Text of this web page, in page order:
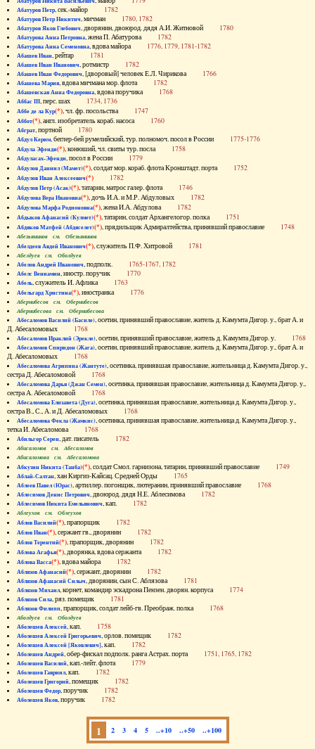
Абатуров Петр, сек.-майор 1782
Абатуров Петр Никитич, мичман 1780, 1782
Абатуров Яков Глебович, дворянин, двоюрод. дядя А.И. Житновой 1780
Абатурова Анна Петровна, жена П. Абатурова 1782
Абатурова Анна Семеновна, вдова майора 1776, 1779, 1781-1782
Абашев Иван, рейтар 1781
Абашев Иван Иванович, ротмистр 1782
Абашев Иван Федорович, [дворовый] человек Е.Л. Чирикова 1766
Абашева Мария, вдова мичмана мор. флота 1782
Абашевская Анна Федоровна, вдова поручика 1768
Аббас III, перс. шах 1734, 1736
Аббе де ла Кур(*), чл. фр. посольства 1747
Аббот(*), англ. изобретатель кораб. насоса 1760
Абграт, портной 1780
Абдул Керим, беглер-бей румелийский, тур. полномоч. посол в России 1775-1776
Абдула Эфенди(*), конюший, чл. свиты тур. посла 1758
Абдуласах-Эфенди, посол в России 1779
Абдулов Даниил (Мамет)(*), солдат мор. кораб. флота Кронштадт. порта 1752
Абдулов Иван Алексеевич(*) 1782
Абдулов Петр (Асак)(*), татарин, матрос галер. флота 1746
Абдулова Вера Ивановна(*), дочь И.А. и М.Р. Абдуловых 1782
Абдулова Марфа Родионовна(*), жена И.А. Абдулова 1782
Абдыков Афанасий (Кулмет)(*), татарин, солдат Архангелогор. полка 1751
Абдяков Матфей (Абдяселет)(*), прядильщик Адмиралтейства, принявший православие 1748
Абезьянинов см. Обезьянинов
Абелдеев Авдей Иванович(*), служитель П.Ф. Хитровой 1781
Абелдуев см. Оболдуев
Абелов Андрей Иванович, подполк. 1765-1767, 1782
Абелс Вениамин, иностр. поручик 1770
Абель, служитель И. Афлика 1763
Абельгард Христина(*), иностранка 1776
Абернибесов см. Обернибесов
Абернибесова см. Обернибесова
Абесаломов Василий (Басиле), осетин, принявший православие, житель д. Камумта Дигор. у., брат А. и
Д. Абесаломовых 1768
Абесаломов Ираклий (Эрекле), осетин, принявший православие, житель д. Камумта Дигор. у. 1768
Абесаломов Спиридон (Жага), осетин, принявший православие, житель д. Камумта Дигор. у., брат А. и
Д. Абесаломовых 1768
Абесаломова Агрипина (Жантуте), осетинка, принявшая православие, жительница д. Камумта Дигор. у.,
сестра Д. Абесаломовой 1768
Абесаломова Дарья (Джан Семен), осетинка, принявшая православие, жительница д. Камумта Дигор. у.,
сестра А. Абесаломовой 1768
Абесаломова Елизавета (Дуга), осетинка, принявшая православие, жительница д. Камумта Дигор. у.,
сестра В., С., А. и Д. Абесаломовых 1768
Абесаломова Фекла (Жамкис), осетинка, принявшая православие, жительница д. Камумта Дигор. у.,
тетка И. Абесаломова 1768
Абильгор Серен, дат. писатель 1782
Абисаломов см. Абесаломов
Абисаломова см. Абесаломова
Абкузин Никита (Танба)(*), солдат Смол. гарнизона, татарин, принявший православие 1749
Аблай-Салтан, хан Киргиз-Кайсац. Средней Орды 1765
Аблеев Павел (Юрас), артиллер. погонщик, лютеранин, принявший православие 1768
Аблесимов Денис Петрович, двоюрод. дядя Н.Е. Аблесимова 1782
Аблесимов Никита Емельянович, кап. 1782
Аблеухов см. Облеухов
Аблов Василий(*), прапорщик 1782
Аблов Иван(*), сержант гв., дворянин 1782
Аблов Терентий(*), прапорщик, дворянин 1782
Аблова Агафья(*), дворянка, вдова сержанта 1782
Аблова Васса(*), вдова майора 1782
Аблязов Афанасий(*), сержант, дворянин 1782
Аблязов Афанасий Силыч, дворянин, сын С. Аблязова 1781
Аблязов Михаил, корнет, командир эскадрона Пензен. дворян. корпуса 1774
Аблязов Сила, ряз. помещик 1781
Аблязов Филипп, прапорщик, солдат лейб-гв. Преображ. полка 1768
Аболдуев см. Оболдуев
Аболешев Алексей, кап. 1758
Аболешев Алексей Григорьевич, орлов. помещик 1782
Аболешев Алексей [Яковлевич], кап. 1782
Аболешев Андрей, обер-фискал подполк. ранга Астрах. порта 1751, 1765, 1782
Аболешев Василий, кап.-лейт. флота 1779
Аболешев Гавриил, кап. 1782
Аболешев Григорий, помещик 1782
Аболешев Федор, поручик 1782
Аболешев Яков, поручик 1782
1 2 3 4 5 ..+10 ..+50 ..+100